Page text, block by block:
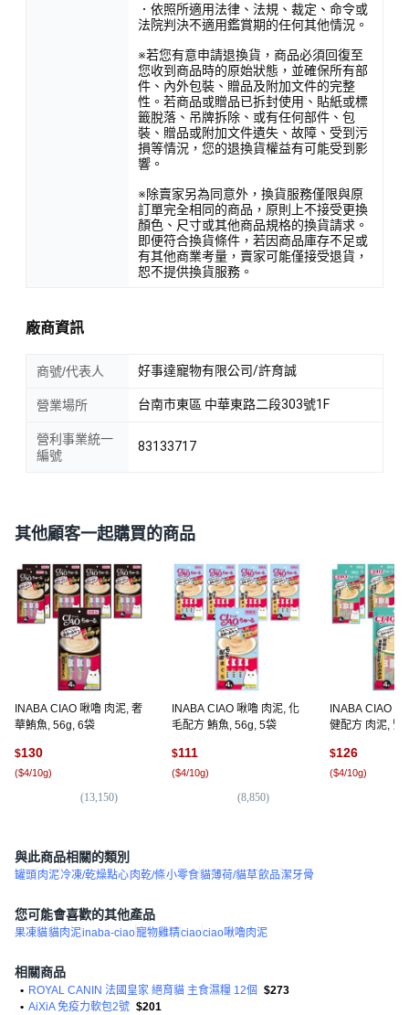
．依照所適用法律、法規、裁定、命令或
法院判決不適用鑑賞期的任何其他情況。
※若您有意申請退換貨，商品必須回復至
您收到商品時的原始狀態，並確保所有部
件、內外包裝、贈品及附加文件的完整
性。若商品或贈品已拆封使用、貼紙或標
籤脫落、吊牌拆除、或有任何部件、包
裝、贈品或附加文件遺失、故障、受到污
損等情況，您的退換貨權益有可能受到影
響。
※除賣家另為同意外，換貨服務僅限與原
訂單完全相同的商品，原則上不接受更換
顏色、尺寸或其他商品規格的換貨請求。
即便符合換貨條件，若因商品庫存不足或
有其他商業考量，賣家可能僅接受退貨，
恕不提供換貨服務。
廠商資訊
商號/代表人 好事達寵物有限公司/許育誠
營業場所 台南市東區 中華東路二段303號1F
營利事業統一
編號
83133717
其他顧客一起購買的商品
INABA CIAO 啾嚕 肉泥, 奢
華鮪魚, 56g, 6袋
$130
($4/10g)
(13,150)
INABA CIAO 啾嚕 肉泥, 化
毛配方 鮪魚, 56g, 5袋
$111
($4/10g)
(8,850)
INABA CIAO 啾
健配方 肉泥, 腎
$126
($4/10g)
與此商品相關的類別
罐頭 肉泥冷凍/乾燥點心 肉乾/條小零食貓薄荷/貓草飲品潔牙骨
您可能會喜歡的其他產品
果凍貓貓肉泥inaba-ciao寵物雞精ciaociao啾嚕肉泥
相關商品
• ROYAL CANIN 法國皇家 絕育貓 主食濕糧 12個 $273
• AiXiA 免疫力軟包2號 $201